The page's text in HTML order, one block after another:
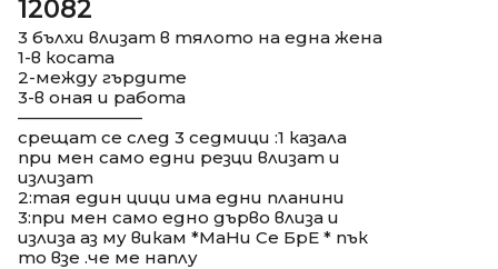
12082
3 бълхи влизат в тялото на една жена
1-в косата
2-между гърдите
3-в оная и работа
––––––––––––––
срещат се след 3 седмици :1 казала
при мен само едни резци влизат и
излизат
2:тая един цици има едни планини
3:при мен само едно дърво влиза и
излиза аз му викам *МаНи Се БрЕ * пък
то взе .че ме наплу